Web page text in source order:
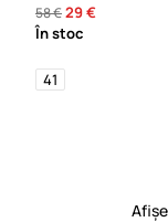
58 €29 €
În stoc
41